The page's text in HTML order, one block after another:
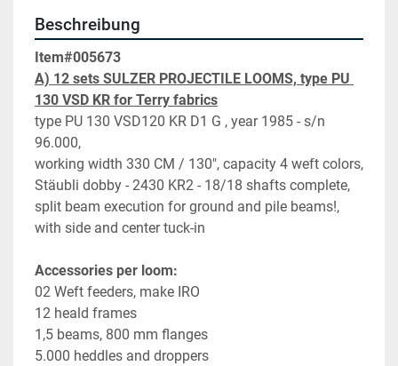
Beschreibung
Item#005673
A) 12 sets SULZER PROJECTILE LOOMS, type PU
130 VSD KR for Terry fabrics
type PU 130 VSD120 KR D1 G , year 1985 - s/n
96.000,
working width 330 CM / 130", capacity 4 weft colors,
Stäubli dobby - 2430 KR2 - 18/18 shafts complete,
split beam execution for ground and pile beams!,
with side and center tuck-in
Accessories per loom:
02 Weft feeders, make IRO
12 heald frames
1,5 beams, 800 mm flanges
5.000 heddles and droppers